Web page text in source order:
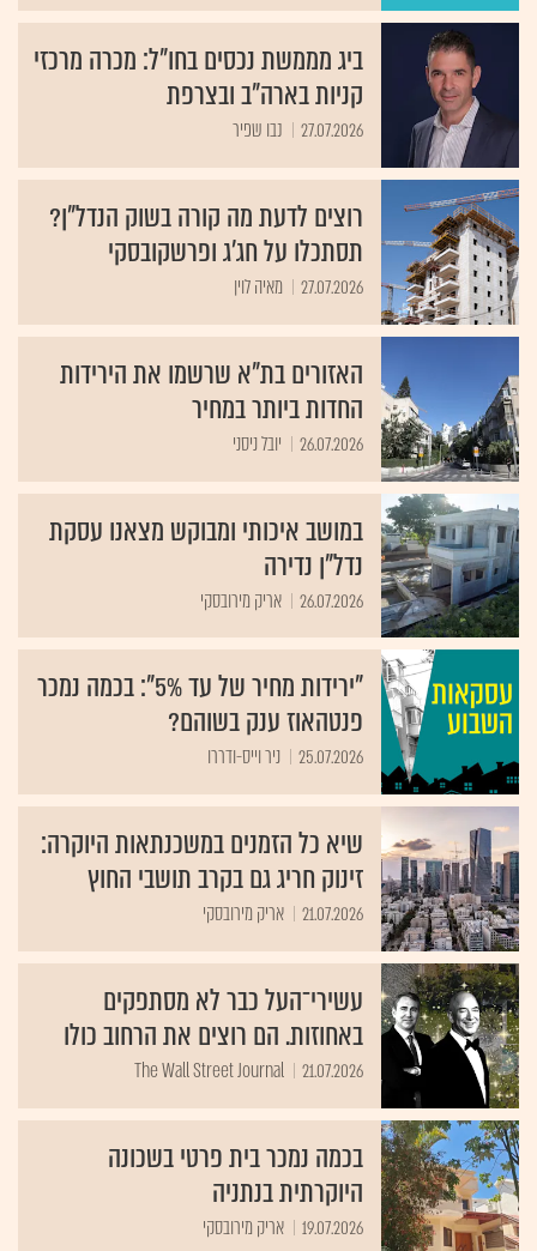
ביג מממשת נכסים בחו"ל: מכרה מרכזי
קניות בארה"ב ובצרפת
27.07.2026 נבו שפיר
רוצים לדעת מה קורה בשוק הנדל"ן?
תסתכלו על חג׳ג ופרשקובסקי
27.07.2026 מאיה לוין
האזורים בת"א שרשמו את הירידות
החדות ביותר במחיר
26.07.2026 יובל ניסני
במושב איכותי ומבוקש מצאנו עסקת
נדל"ן נדירה
26.07.2026 אריק מירובסקי
"ירידות מחיר של עד 5%": בכמה נמכר
פנטהאוז ענק בשוהם?
25.07.2026 ניר וייס-ודררו
שיא כל הזמנים במשכנתאות היוקרה:
זינוק חריג גם בקרב תושבי החוץ
21.07.2026 אריק מירובסקי
עשירי־העל כבר לא מסתפקים
באחוזות. הם רוצים את הרחוב כולו
21.07.2026
The Wall Street Journal
בכמה נמכר בית פרטי בשכונה
היוקרתית בנתניה
19.07.2026 אריק מירובסקי